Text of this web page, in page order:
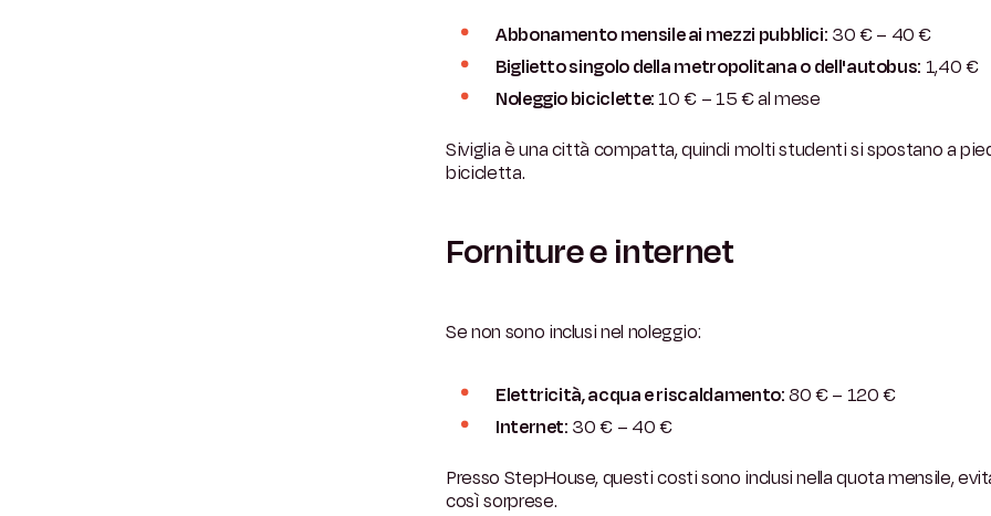
Abbonamento mensile ai mezzi pubblici: 30 € – 40 €
Biglietto singolo della metropolitana o dell'autobus: 1,40 €
Noleggio biciclette: 10 € – 15 € al mese
Siviglia è una città compatta, quindi molti studenti si spostano a
bicicletta.
Forniture e internet
Se non sono inclusi nel noleggio:
Elettricità, acqua e riscaldamento:80 € – 120 €
Internet: 30 € – 40 €
Presso StepHouse, questi costi sono inclusi nella quota mensile,
così sorprese.